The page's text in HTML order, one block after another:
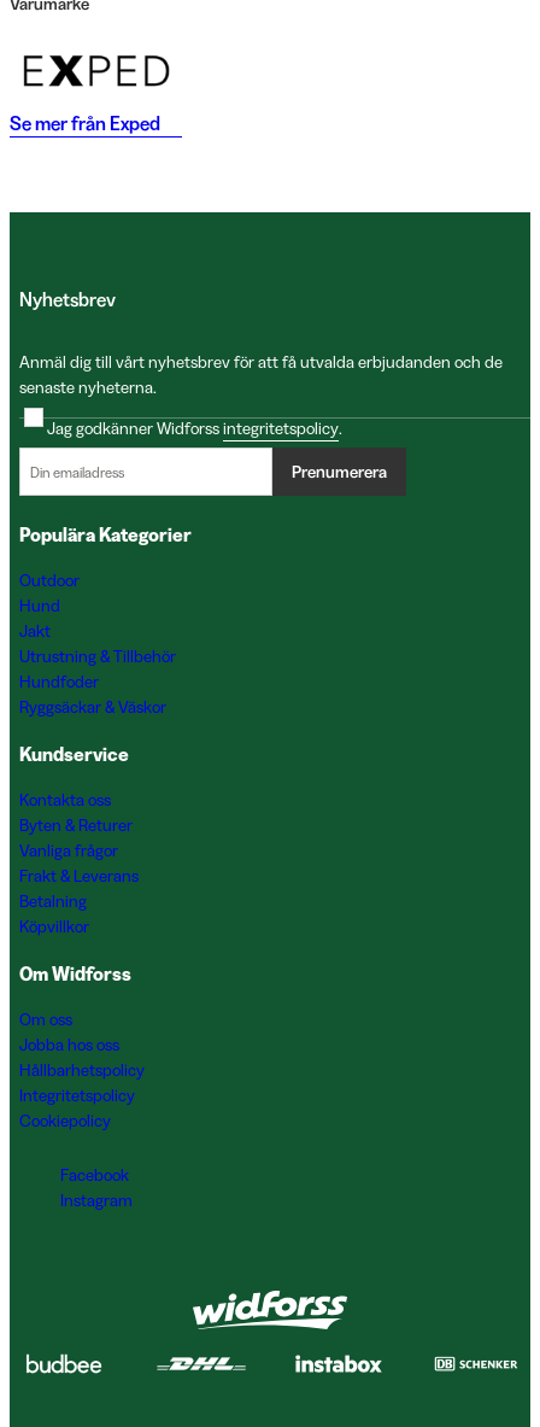
Se mer från Exped
Nyhetsbrev
Anmäl dig till vårt nyhetsbrev för att få utvalda erbjudanden och de
senaste nyheterna.
Jag godkänner Widforssintegritetspolicy.
Prenumerera
Populära Kategorier
Outdoor
Hund
Jakt
Utrustning & Tillbehör
Hundfoder
Ryggsäckar & Väskor
Kundservice
Kontakta oss
Byten & Returer
Vanliga frågor
Frakt & Leverans
Betalning
Köpvillkor
Om Widforss
Om oss
Jobba hos oss
Hållbarhetspolicy
Integritetspolicy
Cookiepolicy
Facebook
Instagram